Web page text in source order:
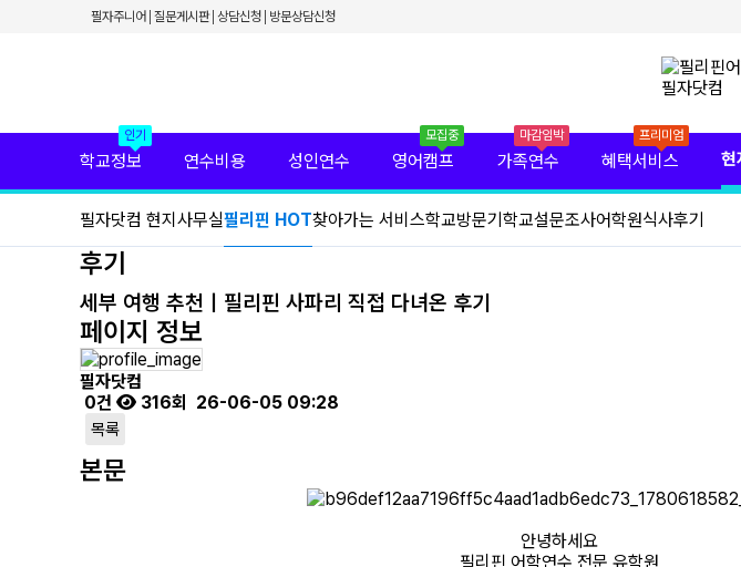
필자주니어 질문게시판 상담신청 방문상담신청
필자닷컴 프리미엄 서비스
필자닷컴 현지 사무실
필자닷컴 이벤트
필리핀 출국준비
필리핀 조기유학
필리핀 연계연수
인기
학교정보 연수비용 성인연수
모집중
영어캠프
마감임박
가족연수
프리미엄
혜택서비스 현
필자닷컴 현지사무실필리핀 HOT찾아가는 서비스학교방문기학교설문조사어학원식사후기
후기
세부 여행 추천｜필리핀 사파리 직접 다녀온 후기
페이지 정보
필자닷컴
0건
316회 26-06-05 09:28
목록
본문
안녕하세요
필리핀 어학연수 전문 유학원